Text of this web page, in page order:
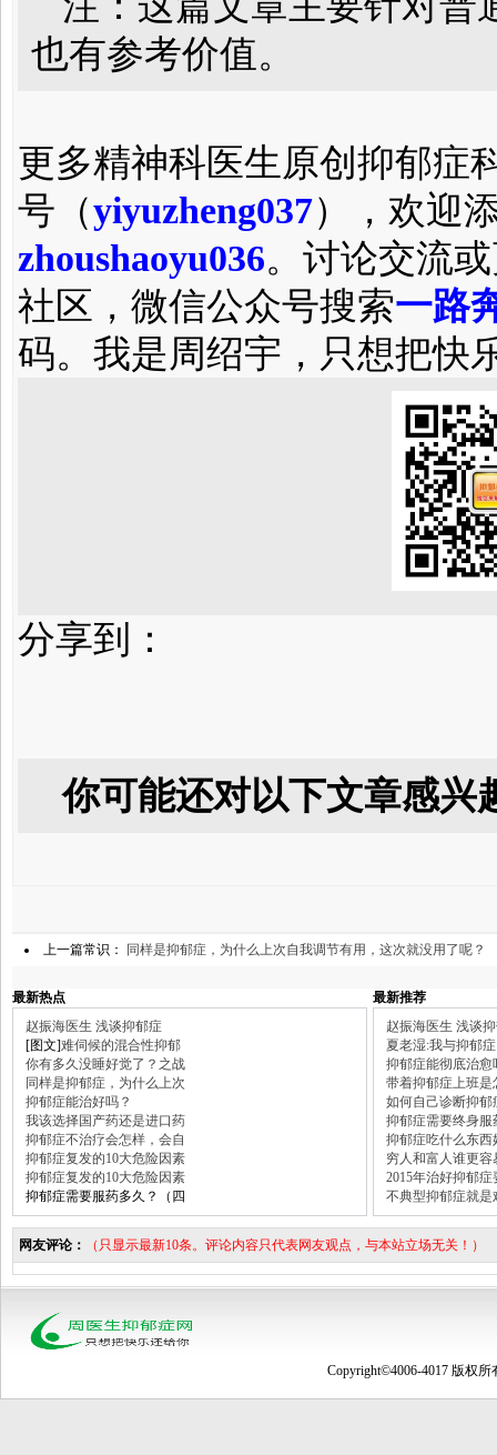
也有参考价值。
更多精神科医生原创抑郁症
号（yiyuzheng037），欢迎
zhoushaoyu036。讨论交流
社区，微信公众号搜索一路
码。我是周绍宇，只想把快
分享到：
你可能还对以下文章感兴
上一篇常识： 同样是抑郁症，为什么上次自我调节有用，这次就没用了呢？
最新热点
最新推荐
赵振海医生 浅谈抑郁症
[图文]难伺候的混合性抑郁
你有多久没睡好觉了？之战
同样是抑郁症，为什么上次
抑郁症能治好吗？
我该选择国产药还是进口药
抑郁症不治疗会怎样，会自
抑郁症复发的10大危险因素
抑郁症复发的10大危险因素
抑郁症需要服药多久？（四
赵振海医生 浅谈
夏老湿:我与抑郁症
抑郁症能彻底治愈
带着抑郁症上班是
如何自己诊断抑郁
抑郁症需要终身服
抑郁症吃什么东西
穷人和富人谁更容
2015年治好抑郁症
不典型抑郁症就是
网友评论： （只显示最新10条。评论内容只代表网友观点，与本站立场无关！）
Copyright©4006-4017 版权